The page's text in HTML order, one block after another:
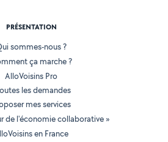
PRÉSENTATION
sommes-nous ?
ça marche ?
AlloVoisins Pro
les demandes
mes services
de l'économie collaborative »
en France